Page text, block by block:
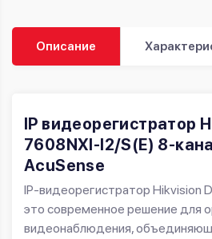
Описание
IP видеорегистратор
7608NXI-I2/S(E) 8-
AcuSense
IP-видеорегистратор Hikvision
это современное решение для
видеонаблюдения,